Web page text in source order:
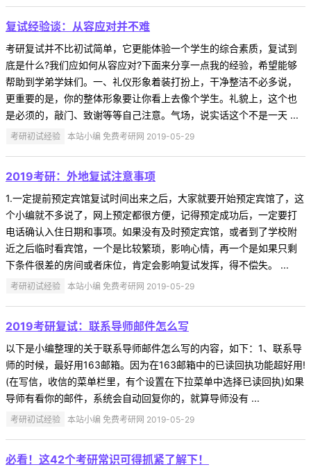
复试经验谈：从容应对并不难
考研复试并不比初试简单，它更能体验一个学生的综合素质，复试到
底是什么?我们应如何从容应对?下面来分享一点我的经验，希望能够
帮助到学弟学妹们。一、礼仪形象着装打扮上，干净整洁不必多说，
更重要的是，你的整体形象要让你看上去像个学生。礼貌上，这个也
是必须的，敲门、致谢等等自己注意。气场，说实话这个不是一天 ...
考研初试经验 本站小编 免费考研网 2019-05-29
2019考研：外地复试注意事项
1.一定提前预定宾馆复试时间出来之后，大家就要开始预定宾馆了，这
个小编就不多说了，网上预定都很方便，记得预定成功后，一定要打
电话确认入住日期和事项。如果没有及时预定宾馆，或者到了学校附
近之后临时看宾馆，一个是比较繁琐，影响心情，再一个是如果只剩
下条件很差的房间或者床位，肯定会影响复试发挥，得不偿失。 ...
考研初试经验 本站小编 免费考研网 2019-05-29
2019考研复试：联系导师邮件怎么写
以下是小编整理的关于联系导师邮件怎么写的内容，如下：1、联系导
师的时候，最好用163邮箱。因为在163邮箱中的已读回执功能超好用!
(在写信，收信的菜单栏里，有个设置在下拉菜单中选择已读回执)如果
导师有看你的邮件，系统会自动回复你的，就算导师没有 ...
考研初试经验 本站小编 免费考研网 2019-05-29
必看！这42个考研常识可得抓紧了解下！